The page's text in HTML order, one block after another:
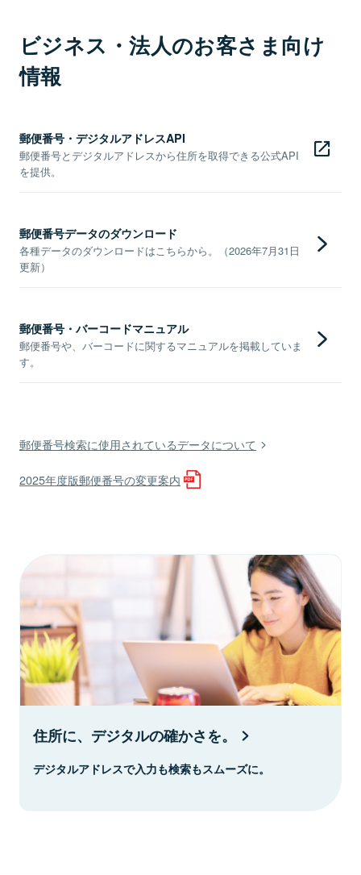
ビジネス・法人のお客さま向け
情報
郵便番号・デジタルアドレスAPI
郵便番号とデジタルアドレスから住所を取得できる公式API
を提供。
郵便番号データのダウンロード
各種データのダウンロードはこちらから。（2026年7月31日
更新）
郵便番号・バーコードマニュアル
郵便番号や、バーコードに関するマニュアルを掲載していま
す。
郵便番号検索に使用されているデータについて
2025年度版郵便番号の変更案内
住所に、デジタルの確かさを。
デジタルアドレスで入力も検索もスムーズに。